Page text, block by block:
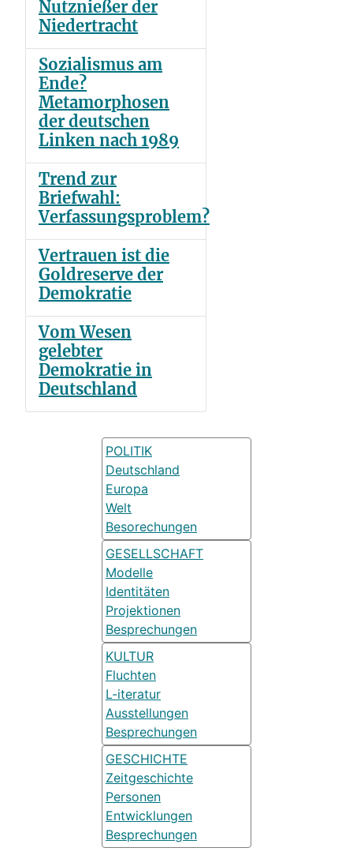
Nutznießer der
Niedertracht
Sozialismus am
Ende?
Metamorphosen
der deutschen
Linken nach 1989
Trend zur
Briefwahl:
Verfassungsproblem?
Vertrauen ist die
Goldreserve der
Demokratie
Vom Wesen
gelebter
Demokratie in
Deutschland
POLITIK
Deutschland
Europa
Welt
Besorechungen
GESELLSCHAFT
Modelle
Identitäten
Projektionen
Besprechungen
KULTUR
Fluchten
L-iteratur
Ausstellungen
Besprechungen
GESCHICHTE
Zeitgeschichte
Personen
Entwicklungen
Besprechungen